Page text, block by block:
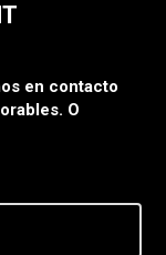
en contacto
O